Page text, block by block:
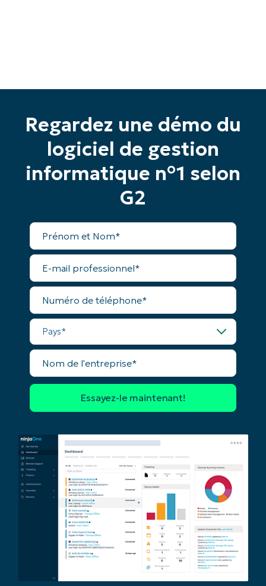
Regardez une démo du
logiciel de gestion
informatique n°1 selon
G2
Prénom
Nom*
E-
mail
professionnel*
Numéro
téléphone*
Pays*
Nom
l'entreprise*
toutes les fonctionnalités.
Business
email*
Pays
Company
name*